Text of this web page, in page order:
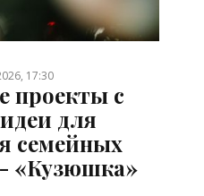
17:30
проекты с
для
семейных
«Кузюшка»